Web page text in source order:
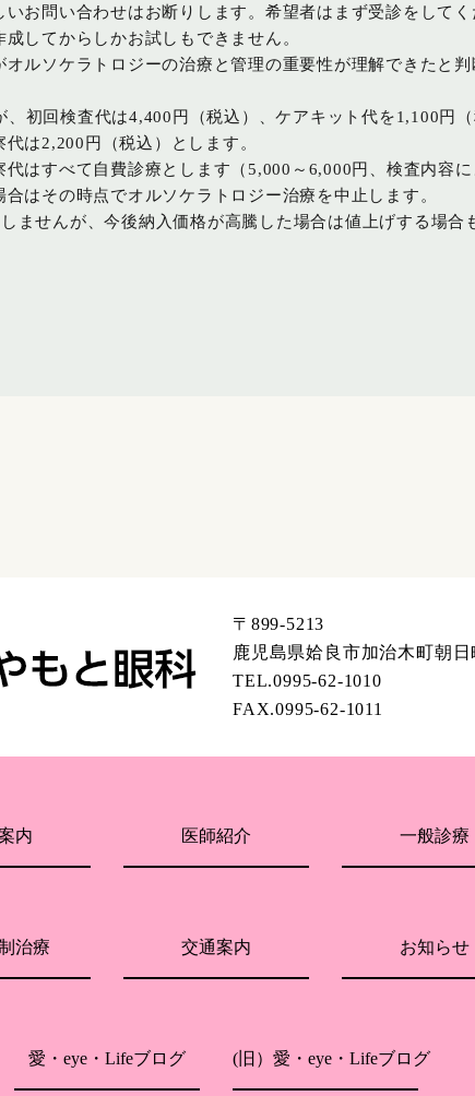
お問い合わせはお断りします。希望者はまず受診をしてく
してからしかお試しもできません。
ルソケラトロジーの治療と管理の重要性が理解できたと
初回検査代は4,400円（税込）、ケアキット代を1,100円（
は2,200円（税込）とします。
はすべて自費診療とします（5,000～6,000円、検査内容に
はその時点でオルソケラトロジー治療を中止します。
ませんが、今後納入価格が高騰した場合は値上げする場合
〒899-5213
鹿児島県姶良市加治木町朝日
TEL.0995-62-1010
FAX.0995-62-1011
内 医師紹介 一般診療
治療 交通案内 お知らせ
愛・eye・Lifeブログ (旧）愛・eye・Lifeブログ